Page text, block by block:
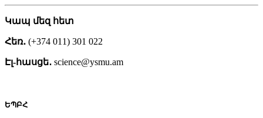
Կապ մեզ հետ
Հեռ․ (+374 011) 301 022
Էլ-հասցե․ science@ysmu.am
ԵՊԲՀ